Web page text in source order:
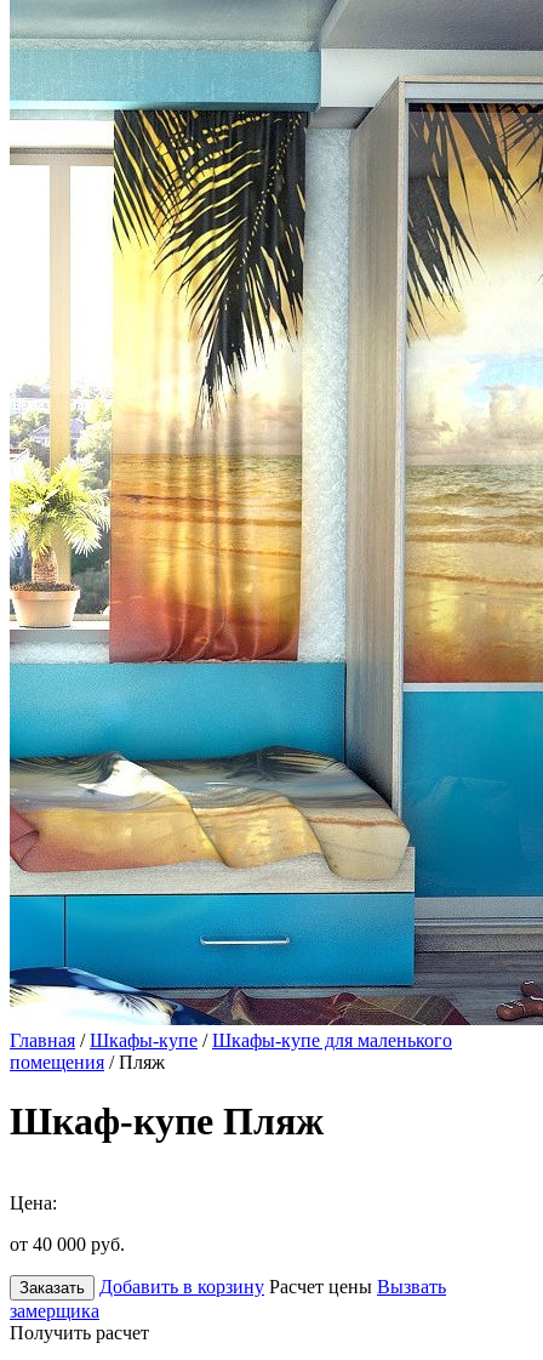
Главная /Шкафы-купе /Шкафы-купе для маленького
помещения / Пляж
Шкаф-купе Пляж
Цена:
от 40 000 руб.
Заказать Добавить в корзину Расчет цены Вызвать
замерщика
Получить расчет